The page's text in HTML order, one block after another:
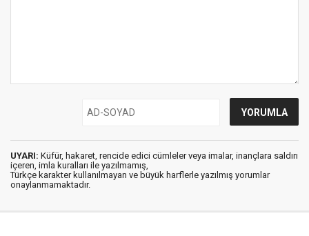
UYARI: Küfür, hakaret, rencide edici cümleler veya imalar, inançlara saldırı
içeren, imla kuralları ile yazılmamış,
Türkçe karakter kullanılmayan ve büyük harflerle yazılmış yorumlar
onaylanmamaktadır.